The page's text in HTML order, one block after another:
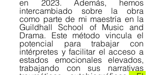
en 2023. Además, hemos
intercambiado sobre la obra
como parte de mi maestría en la
Guildhall School of Music and
Drama. Este método vincula el
potencial para trabajar con
intérpretes y facilitar el acceso a
estados emocionales elevados,
trabajando con sus narrativas